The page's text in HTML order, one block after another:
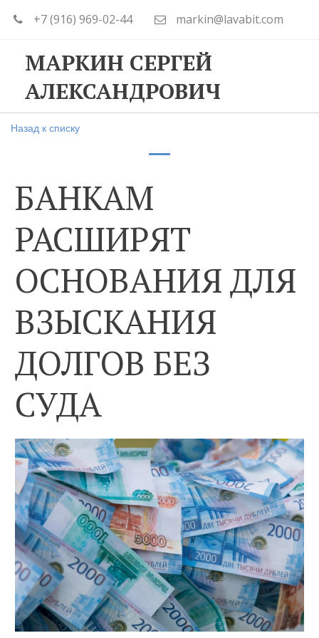
+7 (916) 969-02-44 markin@lavabit.com
МАРКИН СЕРГЕЙ
АЛЕКСАНДРОВИЧ
Назад к списку
БАНКАМ
РАСШИРЯТ
ОСНОВАНИЯ ДЛЯ
ВЗЫСКАНИЯ
ДОЛГОВ БЕЗ
СУДА